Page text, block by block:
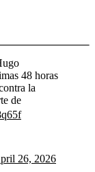
48 horas
la
de
26, 2026